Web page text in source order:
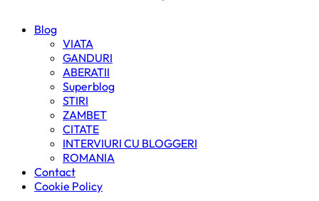
Blog
VIATA
GANDURI
ABERATII
Superblog
STIRI
ZAMBET
CITATE
INTERVIURI CU BLOGGERI
ROMANIA
Contact
Cookie Policy